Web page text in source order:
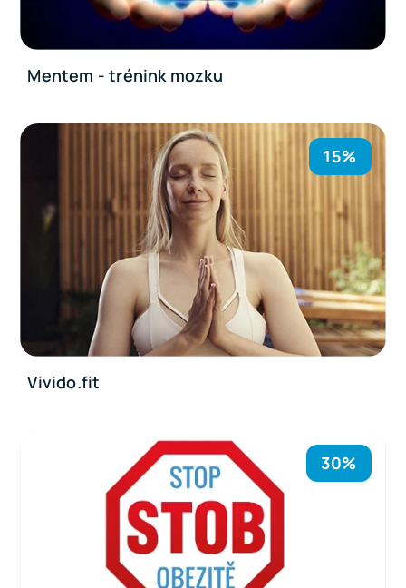
Mentem - trénink mozku
15%
Vivido.fit
30%